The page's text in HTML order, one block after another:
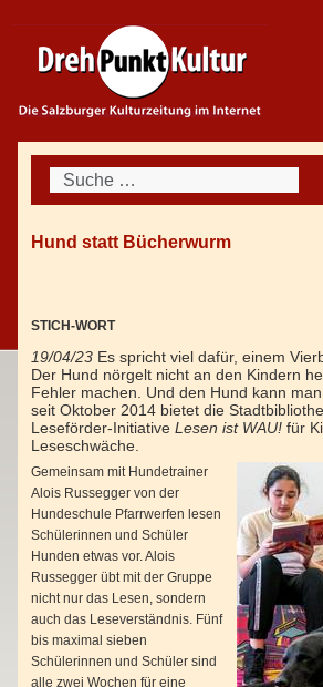
Suchen
Hund statt Bücherwurm
STICH-WORT
19/04/23 Es spricht viel dafür, einem
Der Hund nörgelt nicht an den Kindern
Fehler machen. Und den Hund kann
seit Oktober 2014 bietet die
Leseförder-Initiative Lesen ist WAU! für
Leseschwäche.
Gemeinsam mit Hundetrainer
Alois Russegger von der
Hundeschule Pfarrwerfen lesen
Schülerinnen und Schüler
Hunden etwas vor. Alois
Russegger übt mit der Gruppe
nicht nur das Lesen, sondern
auch das Leseverständnis. Fünf
bis maximal sieben
Schülerinnen und Schüler sind
alle zwei Wochen für eine